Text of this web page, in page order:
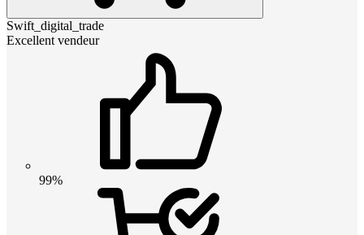
Swift_digital_trade
Excellent vendeur
99%